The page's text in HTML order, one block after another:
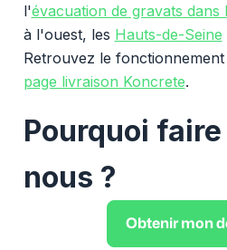
l'évacuation de gravats dans
à l'ouest, les Hauts-de-Seine
Retrouvez le
page livraison Koncrete.
Pourquoi
nous ?
Obtenir mon